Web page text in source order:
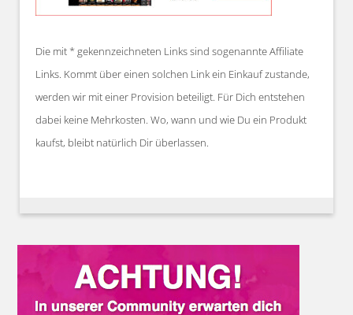
Die mit * gekennzeichneten Links sind sogenannte Affiliate
Links. Kommt über einen solchen Link ein Einkauf zustande,
werden wir mit einer Provision beteiligt. Für Dich entstehen
dabei keine Mehrkosten. Wo, wann und wie Du ein Produkt
kaufst, bleibt natürlich Dir überlassen.